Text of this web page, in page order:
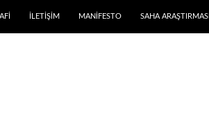
İLETIŞIM MANIFESTO SAHA ARAŞTIRMASI